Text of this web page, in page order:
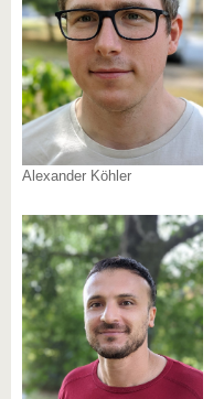
Alexander Köhler